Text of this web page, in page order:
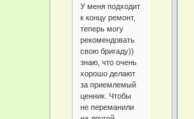
У меня подходит
к концу ремонт,
теперь могу
рекомендовать
свою бригаду))
знаю, что очень
хорошо делают
за приемлемый
ценник. Чтобы
не переманили